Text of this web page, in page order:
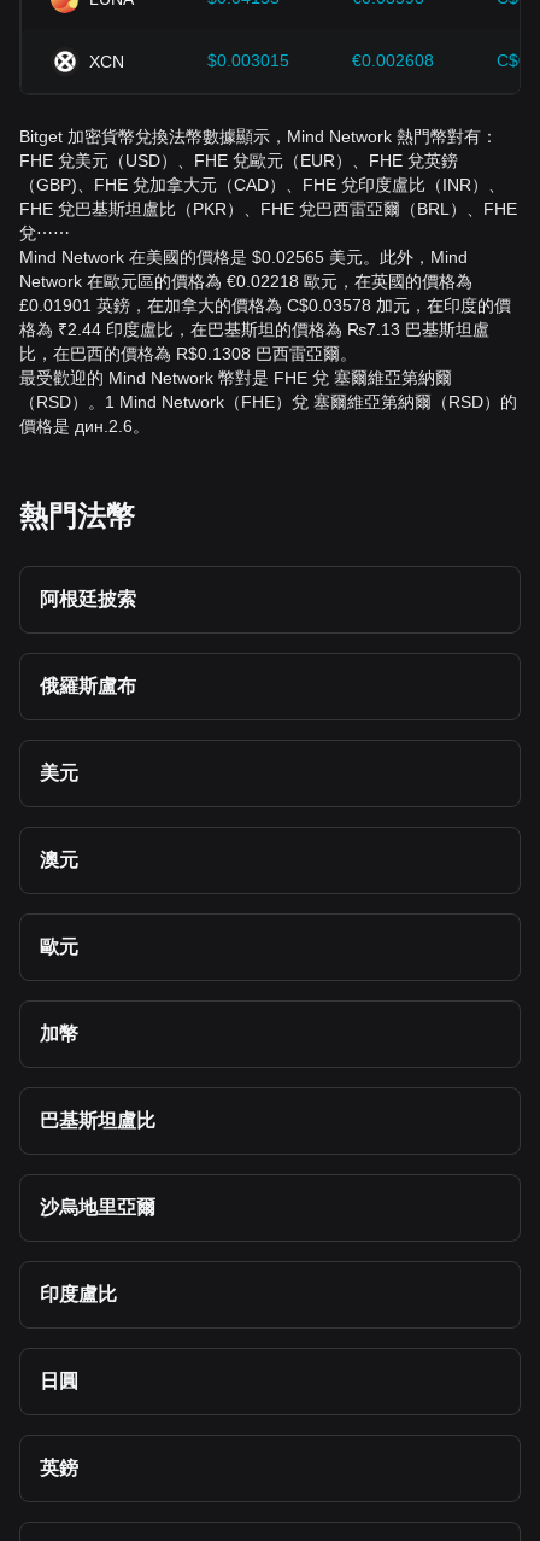
XCN $0.003015 €0.002608
Bitget 加密貨幣兌換法幣數據顯示，Mind Network 熱門幣對有：
FHE 兌美元（USD）、FHE 兌歐元（EUR）、FHE 兌英鎊
（GBP)、FHE 兌加拿大元（CAD）、FHE 兌印度盧比（INR）、
FHE 兌巴基斯坦盧比（PKR）、FHE 兌巴西雷亞爾（BRL）、FHE
兌⋯⋯
Mind Network 在美國的價格是 $0.02565 美元。此外，Mind
Network 在歐元區的價格為 €0.02218 歐元，在英國的價格為
£0.01901 英鎊，在加拿大的價格為 C$0.03578 加元，在印度的價
格為 ₹2.44 印度盧比，在巴基斯坦的價格為 ₨7.13 巴基斯坦盧
比，在巴西的價格為 R$0.1308 巴西雷亞爾。
最受歡迎的 Mind Network 幣對是 FHE 兌 塞爾維亞第納爾
（RSD）。1 Mind Network（FHE）兌 塞爾維亞第納爾（RSD）的
價格是 дин.2.6。
熱門法幣
阿根廷披索
俄羅斯盧布
美元
澳元
歐元
加幣
巴基斯坦盧比
沙烏地里亞爾
印度盧比
日圓
英鎊